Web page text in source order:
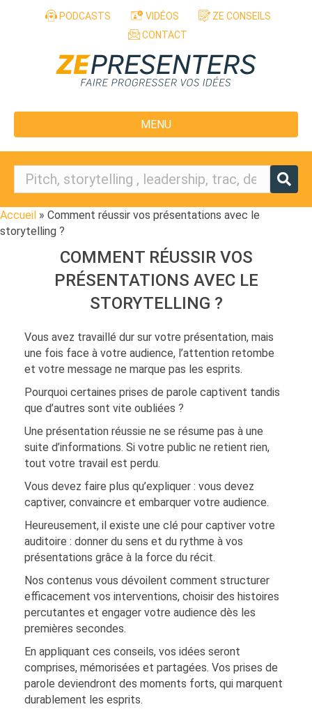
Aller au contenu
PODCASTS VIDÉOS
ZE CONSEILS
CONTACT
MENU
Accueil » Comment réussir vos présentations avec le
storytelling ?
COMMENT RÉUSSIR VOS
PRÉSENTATIONS AVEC LE
STORYTELLING ?
Vous avez travaillé dur sur votre présentation, mais
une fois face à votre audience, l’attention retombe
et votre message ne marque pas les esprits.
Pourquoi certaines prises de parole captivent tandis
que d’autres sont vite oubliées ?
Une présentation réussie ne se résume pas à une
suite d’informations. Si votre public ne retient rien,
tout votre travail est perdu.
Vous devez faire plus qu’expliquer : vous devez
captiver, convaincre et embarquer votre audience.
Heureusement, il existe une clé pour captiver votre
auditoire : donner du sens et du rythme à vos
présentations grâce à la force du récit.
Nos contenus vous dévoilent comment structurer
efficacement vos interventions, choisir des histoires
percutantes et engager votre audience dès les
premières secondes.
En appliquant ces conseils, vos idées seront
comprises, mémorisées et partagées. Vos prises de
parole deviendront des moments forts, qui marquent
durablement les esprits.